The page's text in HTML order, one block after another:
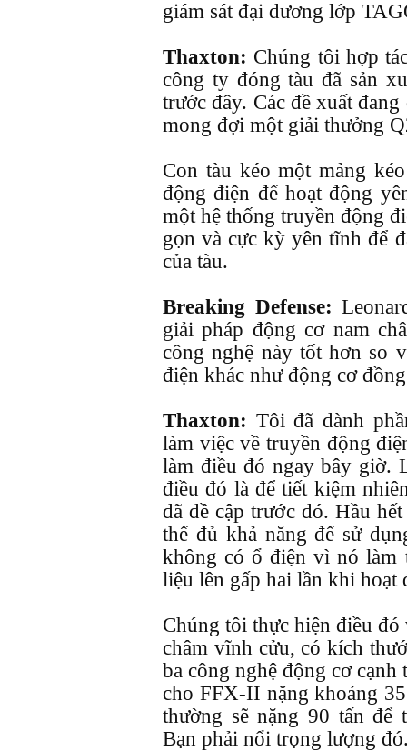
giám sát đại dương lớp
Thaxton: Chúng tôi hợp
công ty đóng tàu đã sản
trước đây. Các đề xuất
mong đợi một giải thưởng
Con tàu kéo một mảng
động điện để hoạt động
một hệ thống truyền động
gọn và cực kỳ yên tĩnh để
của tàu.
Breaking Defense:
giải pháp động cơ nam
công nghệ này tốt hơn so
điện khác như động cơ
Thaxton: Tôi đã dành
làm việc về truyền động
làm điều đó ngay bây giờ.
điều đó là để tiết kiệm
đã đề cập trước đó. Hầu
thể đủ khả năng để sử
không có ổ điện vì nó làm
liệu lên gấp hai lần khi hoạt
Chúng tôi thực hiện điều
châm vĩnh cửu, có kích
ba công nghệ động cơ
cho FFX-II nặng khoảng
thường sẽ nặng 90 tấn để
Bạn phải nổi trọng lượng